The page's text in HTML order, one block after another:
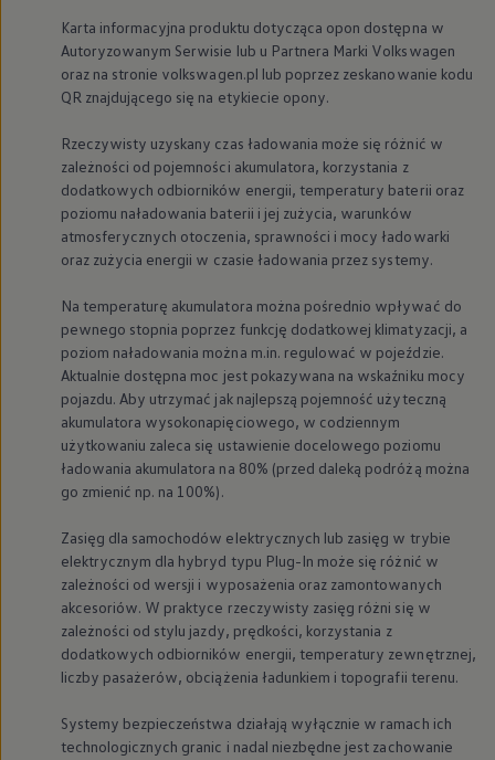
Eksploatacja
Samochody hybrydowe
SUV-y
Elektromobilność
Rozwój
Nowy samochód krok po kroku – poradnik
Samochody ekonomiczne i ekologiczne
Technologie i bezpieczeństwo
Odwiedź Volkswagen Home
Warto wybrać Volkswagena
Infolinia Volkswagen
Podcast Elektrycznie Tematyczni
Newsletter ID.
Społeczność Volkswagena
Znajdź Dealera
Zapisz się na jazdę próbną
Karta informacyjna produktu dotycząca opon dostępna w
Autoryzowanym Serwisie lub u Partnera Marki Volkswagen
oraz na stronie volkswagen.pl lub poprzez zeskanowanie kodu
QR znajdującego się na etykiecie opony.
Rzeczywisty uzyskany czas ładowania może się różnić w
zależności od pojemności akumulatora, korzystania z
dodatkowych odbiorników energii, temperatury baterii oraz
poziomu naładowania baterii i jej zużycia, warunków
atmosferycznych otoczenia, sprawności i mocy ładowarki
oraz zużycia energii w czasie ładowania przez systemy.
Na temperaturę akumulatora można pośrednio wpływać do
pewnego stopnia poprzez funkcję dodatkowej klimatyzacji, a
poziom naładowania można m.in. regulować w pojeździe.
Aktualnie dostępna moc jest pokazywana na wskaźniku mocy
pojazdu. Aby utrzymać jak najlepszą pojemność użyteczną
akumulatora wysokonapięciowego, w codziennym
użytkowaniu zaleca się ustawienie docelowego poziomu
ładowania akumulatora na 80% (przed daleką podróżą można
go zmienić np. na 100%).
Zasięg dla samochodów elektrycznych lub zasięg w trybie
elektrycznym dla hybryd typu Plug-In może się różnić w
zależności od wersji i wyposażenia oraz zamontowanych
akcesoriów. W praktyce rzeczywisty zasięg różni się w
zależności od stylu jazdy, prędkości, korzystania z
dodatkowych odbiorników energii, temperatury zewnętrznej,
liczby pasażerów, obciążenia ładunkiem i topografii terenu.
Systemy bezpieczeństwa działają wyłącznie w ramach ich
technologicznych granic i nadal niezbędne jest zachowanie